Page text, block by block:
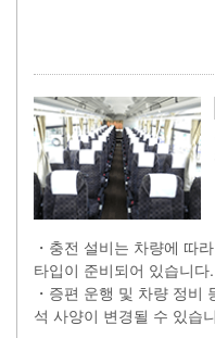
・충전 설비는 차량에 따
타입이 준비되어 있습니다.
・증편 운행 및 차량 정비
석 사양이 변경될 수 있습